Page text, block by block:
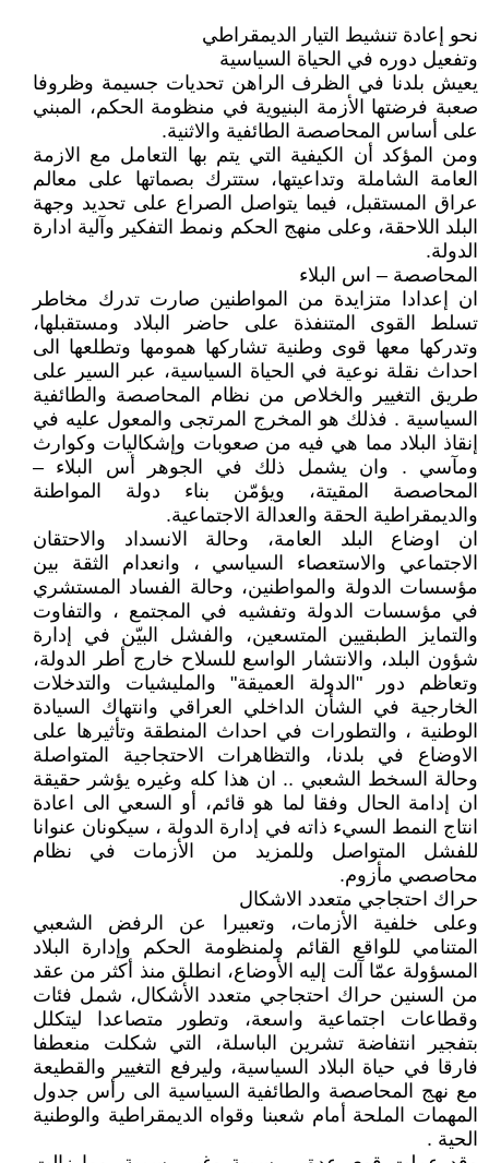
نحو إعادة تنشيط التيار الديمقراطي
وتفعيل دوره في الحياة السياسية
يعيش بلدنا في الظرف الراهن تحديات جسيمة وظروفا
صعبة فرضتها الأزمة البنيوية في منظومة الحكم، المبني
على أساس المحاصصة الطائفية والاثنية.
ومن المؤكد أن الكيفية التي يتم بها التعامل مع الازمة
العامة الشاملة وتداعيتها، ستترك بصماتها على معالم
عراق المستقبل، فيما يتواصل الصراع على تحديد وجهة
البلد اللاحقة، وعلى منهج الحكم ونمط التفكير وآلية ادارة
الدولة.
المحاصصة – اس البلاء
ان إعدادا متزايدة من المواطنين صارت تدرك مخاطر
تسلط القوى المتنفذة على حاضر البلاد ومستقبلها،
وتدركها معها قوى وطنية تشاركها همومها وتطلعها الى
احداث نقلة نوعية في الحياة السياسية، عبر السير على
طريق التغيير والخلاص من نظام المحاصصة والطائفية
السياسية . فذلك هو المخرج المرتجى والمعول عليه في
إنقاذ البلاد مما هي فيه من صعوبات وإشكاليات وكوارث
ومآسي . وان يشمل ذلك في الجوهر أس البلاء –
المحاصصة المقيتة، ويؤمّن بناء دولة المواطنة
والديمقراطية الحقة والعدالة الاجتماعية.
ان اوضاع البلد العامة، وحالة الانسداد والاحتقان
الاجتماعي والاستعصاء السياسي ، وانعدام الثقة بين
مؤسسات الدولة والمواطنين، وحالة الفساد المستشري
في مؤسسات الدولة وتفشيه في المجتمع ، والتفاوت
والتمايز الطبقيين المتسعين، والفشل البيّن في إدارة
شؤون البلد، والانتشار الواسع للسلاح خارج أطر الدولة،
وتعاظم دور "الدولة العميقة" والمليشيات والتدخلات
الخارجية في الشأن الداخلي العراقي وانتهاك السيادة
الوطنية ، والتطورات في احداث المنطقة وتأثيرها على
الاوضاع في بلدنا، والتظاهرات الاحتجاجية المتواصلة
وحالة السخط الشعبي .. ان هذا كله وغيره يؤشر حقيقة
ان إدامة الحال وفقا لما هو قائم، أو السعي الى اعادة
انتاج النمط السيء ذاته في إدارة الدولة ، سيكونان عنوانا
للفشل المتواصل وللمزيد من الأزمات في نظام
محاصصي مأزوم.
حراك احتجاجي متعدد الاشكال
وعلى خلفية الأزمات، وتعبيرا عن الرفض الشعبي
المتنامي للواقع القائم ولمنظومة الحكم وإدارة البلاد
المسؤولة عمّا آلت إليه الأوضاع، انطلق منذ أكثر من عقد
من السنين حراك احتجاجي متعدد الأشكال، شمل فئات
وقطاعات اجتماعية واسعة، وتطور متصاعدا ليتكلل
بتفجير انتفاضة تشرين الباسلة، التي شكلت منعطفا
فارقا في حياة البلاد السياسية، وليرفع التغيير والقطيعة
مع نهج المحاصصة والطائفية السياسية الى رأس جدول
المهمات الملحة أمام شعبنا وقواه الديمقراطية والوطنية
الحية .